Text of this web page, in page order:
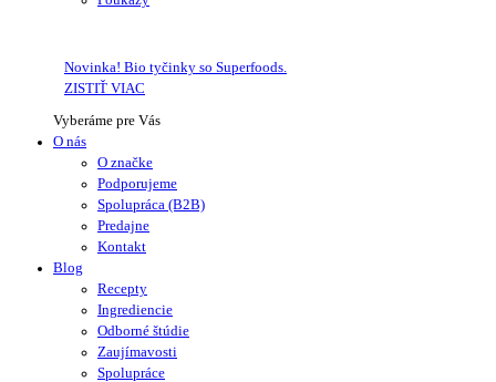
Novinka! Bio tyčinky so Superfoods.
ZISTIŤ VIAC
Vyberáme pre Vás
O nás
O značke
Podporujeme
Spolupráca (B2B)
Predajne
Kontakt
Blog
Recepty
Ingrediencie
Odborné štúdie
Zaujímavosti
Spolupráce